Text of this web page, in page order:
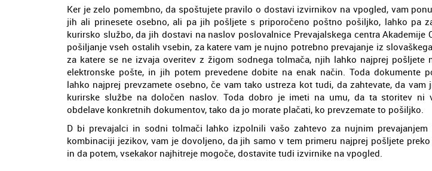
Ker je zelo pomembno, da spoštujete pravilo o dostavi izvirnikov na vpogled, vam
jih ali prinesete osebno, ali pa jih pošljete s priporočeno poštno pošiljko, lahko pa
kurirsko službo, da jih dostavi na naslov poslovalnice Prevajalskega centra Akademije
pošiljanje vseh ostalih vsebin, za katere vam je nujno potrebno prevajanje iz
za katere se ne izvaja overitev z žigom sodnega tolmača, njih lahko najprej pošljete
elektronske pošte, in jih potem prevedene dobite na enak način. Toda dokumente
lahko najprej prevzamete osebno, če vam tako ustreza kot tudi, da zahtevate, da vam
kurirske službe na določen naslov. Toda dobro je imeti na umu, da ta storitev ni
obdelave konkretnih dokumentov, tako da jo morate plačati, ko prevzemate to pošiljko.
D bi prevajalci in sodni tolmači lahko izpolnili vašo zahtevo za nujnim
kombinaciji jezikov, vam je dovoljeno, da jih samo v tem primeru najprej pošljete
in da potem, vsekakor najhitreje mogoče, dostavite tudi izvirnike na vpogled.